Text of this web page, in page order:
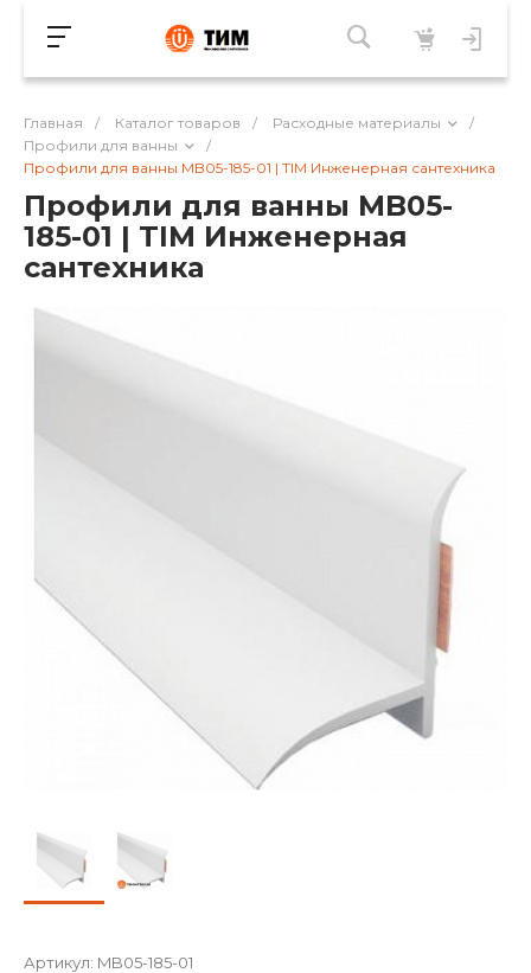
Главная / Каталог товаров / Расходные материалы
/
Профили для ванны
/
Профили для ванны MB05-185-01 | TIM Инженерная сантехника
Профили для ванны MB05-
185-01 | TIM Инженерная
сантехника
Артикул: MB05-185-01